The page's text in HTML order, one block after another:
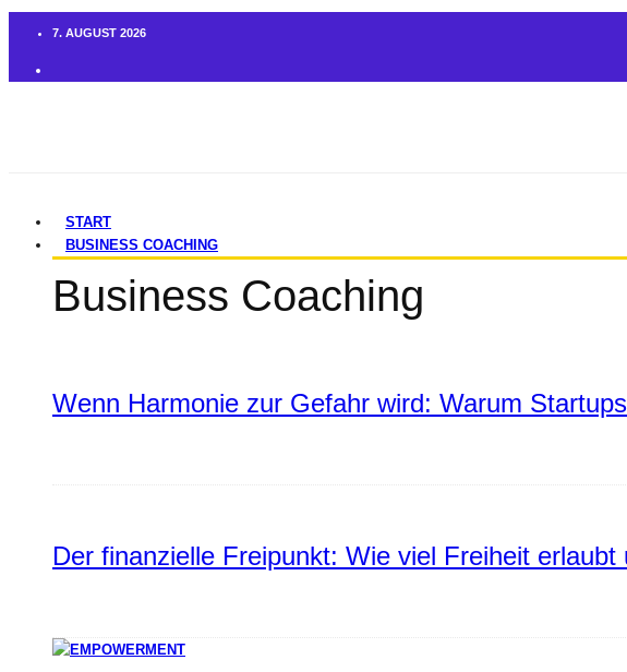
7. AUGUST 2026
START
BUSINESS COACHING
Business Coaching
Wenn Harmonie zur Gefahr wird: Warum
Der finanzielle Freipunkt: Wie viel Freiheit erlaubt